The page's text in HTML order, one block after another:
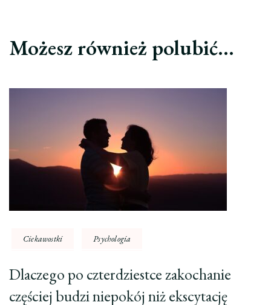
Możesz również polubić…
Ciekawostki Psychologia
Dlaczego po czterdziestce zakochanie
częściej budzi niepokój niż ekscytację